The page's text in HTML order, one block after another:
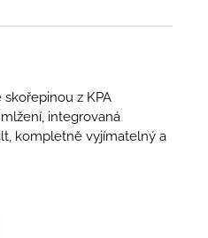
z KPA
integrovaná
kompletně vyjímatelný a